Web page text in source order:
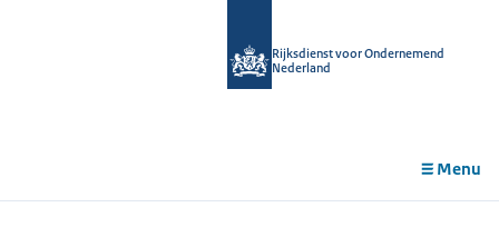
Rijksdienst voor Ondernemend
Nederland
Menu